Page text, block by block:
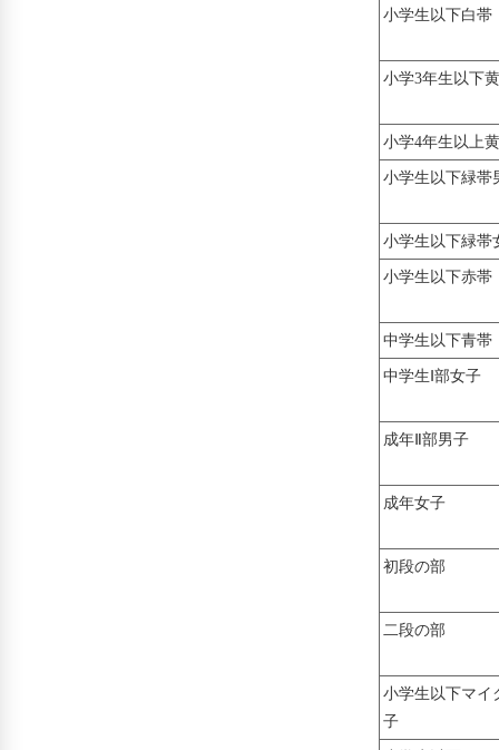
小学生以下白帯
小学3年生以下
小学4年生以上
小学生以下緑帯
小学生以下緑帯
小学生以下赤帯
中学生以下青帯
中学生Ⅰ部女子
成年Ⅱ部男子
成年女子
初段の部
二段の部
小学生以下マイ
子